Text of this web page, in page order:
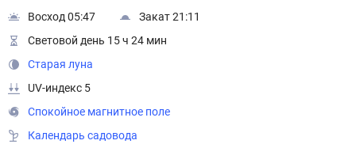
Восход 05:47
Закат 21:11
Световой день 15 ч 24 мин
Старая луна
UV-индекс 5
Спокойное магнитное поле
Календарь садовода